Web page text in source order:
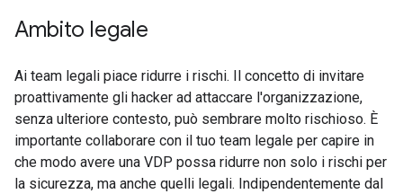
Ambito legale
Ai team legali piace ridurre i rischi. Il concetto di invitare
proattivamente gli hacker ad attaccare l'organizzazione,
senza ulteriore contesto, può sembrare molto rischioso. È
importante collaborare con il tuo team legale per capire in
che modo avere una VDP possa ridurre non solo i rischi per
la sicurezza, ma anche quelli legali. Indipendentemente dal